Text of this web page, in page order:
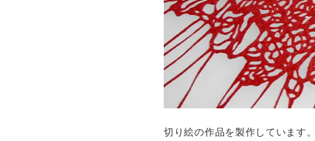
切り絵の作品を製作しています。